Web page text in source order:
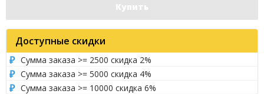
Купить
Доступные скидки
Сумма заказа >= 2500 скидка 2%
Сумма заказа >= 5000 скидка 4%
Сумма заказа >= 10000 скидка 6%